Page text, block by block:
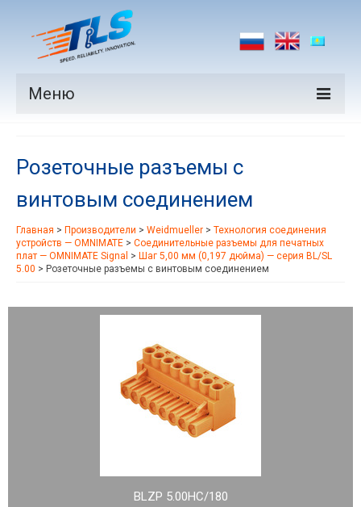
Меню
Производители
Рынки
Новости
Контакты
Розеточные разъемы с
винтовым соединением
Главная > Производители > Weidmueller > Технология соединения
устройств — OMNIMATE > Соединительные разъемы для печатных
плат — OMNIMATE Signal > Шаг 5,00 мм (0,197 дюйма) — серия BL/SL
5.00 > Розеточные разъемы с винтовым соединением
BLZP 5.00HC/180